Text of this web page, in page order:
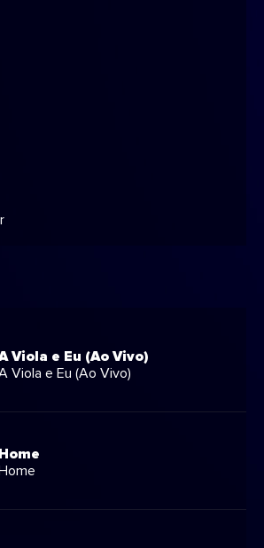
Viola e Eu (Ao Vivo)
Viola e Eu (Ao Vivo)
Home
Home